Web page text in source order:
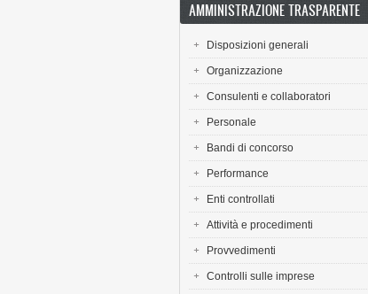
AMMINISTRAZIONE TRASPARENTE
Disposizioni generali
Organizzazione
Consulenti e collaboratori
Personale
Bandi di concorso
Performance
Enti controllati
Attività e procedimenti
Provvedimenti
Controlli sulle imprese